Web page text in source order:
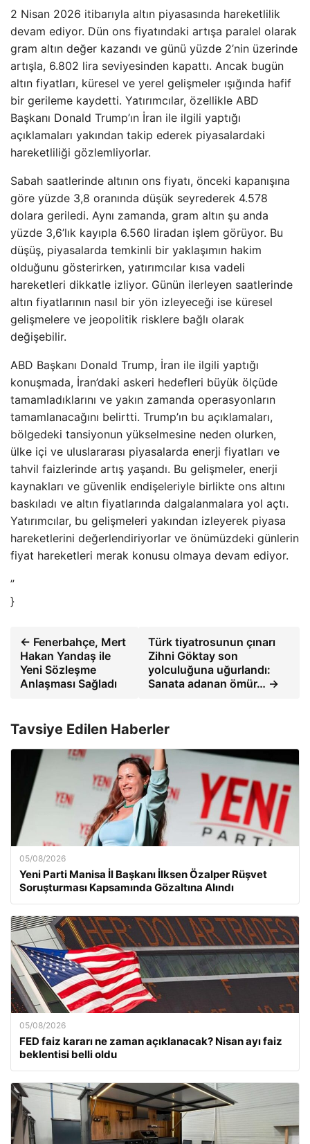
2 Nisan 2026 itibarıyla altın piyasasında hareketlilik
devam ediyor. Dün ons fiyatındaki artışa paralel olarak
gram altın değer kazandı ve günü yüzde 2’nin üzerinde
artışla, 6.802 lira seviyesinden kapattı. Ancak bugün
altın fiyatları, küresel ve yerel gelişmeler ışığında hafif
bir gerileme kaydetti. Yatırımcılar, özellikle ABD
Başkanı Donald Trump’ın İran ile ilgili yaptığı
açıklamaları yakından takip ederek piyasalardaki
hareketliliği gözlemliyorlar.
Sabah saatlerinde altının ons fiyatı, önceki kapanışına
göre yüzde 3,8 oranında düşük seyrederek 4.578
dolara geriledi. Aynı zamanda, gram altın şu anda
yüzde 3,6’lık kayıpla 6.560 liradan işlem görüyor. Bu
düşüş, piyasalarda temkinli bir yaklaşımın hakim
olduğunu gösterirken, yatırımcılar kısa vadeli
hareketleri dikkatle izliyor. Günün ilerleyen saatlerinde
altın fiyatlarının nasıl bir yön izleyeceği ise küresel
gelişmelere ve jeopolitik risklere bağlı olarak
değişebilir.
ABD Başkanı Donald Trump, İran ile ilgili yaptığı
konuşmada, İran’daki askeri hedefleri büyük ölçüde
tamamladıklarını ve yakın zamanda operasyonların
tamamlanacağını belirtti. Trump’ın bu açıklamaları,
bölgedeki tansiyonun yükselmesine neden olurken,
ülke içi ve uluslararası piyasalarda enerji fiyatları ve
tahvil faizlerinde artış yaşandı. Bu gelişmeler, enerji
kaynakları ve güvenlik endişeleriyle birlikte ons altını
baskıladı ve altın fiyatlarında dalgalanmalara yol açtı.
Yatırımcılar, bu gelişmeleri yakından izleyerek piyasa
hareketlerini değerlendiriyorlar ve önümüzdeki günlerin
fiyat hareketleri merak konusu olmaya devam ediyor.
”
}
← Fenerbahçe, Mert
Hakan Yandaş ile
Yeni Sözleşme
Anlaşması Sağladı
Türk tiyatrosunun çınarı
Zihni Göktay son
yolculuğuna uğurlandı:
Sanata adanan ömür… →
Tavsiye Edilen Haberler
05/08/2026
Yeni Parti Manisa İl Başkanı İlksen Özalper Rüşvet
Soruşturması Kapsamında Gözaltına Alındı
05/08/2026
FED faiz kararı ne zaman açıklanacak? Nisan ayı faiz
beklentisi belli oldu